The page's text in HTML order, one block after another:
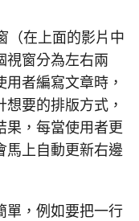
（在上面的影片中
視窗分為左右兩
者編寫文章時，
要的排版方式，
果，每當使用者更
馬上自動更新右邊
單，例如要把一行